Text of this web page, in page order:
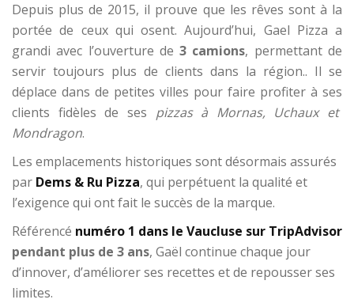
Depuis plus de 2015, il prouve que les rêves sont à la
portée de ceux qui osent. Aujourd’hui, Gael Pizza a
grandi avec l’ouverture de3 camions, permettant de
servir toujours plus de clients dans la région.. Il se
déplace dans de petites villes pour faire profiter à ses
clients fidèles de ses pizzas à Mornas, Uchaux et
Mondragon.
Les emplacements historiques sont désormais assurés
par Dems & Ru Pizza, qui perpétuent la qualité et
l’exigence qui ont fait le succès de la marque.
Référencé numéro 1 dans le Vaucluse sur TripAdvisor
pendant plus de 3 ans, Gaël continue chaque jour
d’innover, d’améliorer ses recettes et de repousser ses
limites.